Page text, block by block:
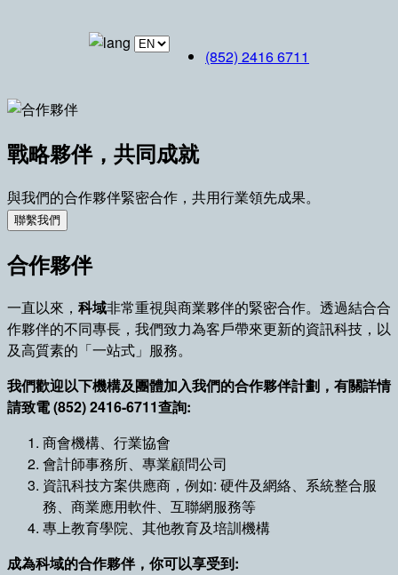
(852) 2416 6711
戰略夥伴，共同成就
與我們的合作夥伴緊密合作，共用行業領先成果。
聯繫我們
合作夥伴
一直以來， 科域非常重視與商業夥伴的緊密合作。透過結合合
作夥伴的不同專長，我們致力為客戶帶來更新的資訊科技，以
及高質素的「一站式」服務。
我們歡迎以下機構及團體加入我們的合作夥伴計劃，有關詳情
請致電 (852) 2416-6711查詢:
商會機構、行業協會
會計師事務所、專業顧問公司
資訊科技方案供應商，例如: 硬件及網絡、系統整合服
務、商業應用軟件、互聯網服務等
專上教育學院、其他教育及培訓機構
成為科域的合作夥伴，你可以享受到: